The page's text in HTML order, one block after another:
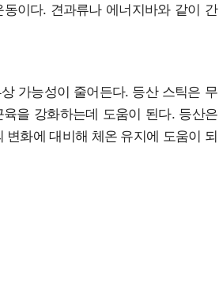
이다. 견과류나 에너지바와 같이 간
가능성이 줄어든다. 등산 스틱은 무
을 강화하는데 도움이 된다. 등산은
화에 대비해 체온 유지에 도움이 되